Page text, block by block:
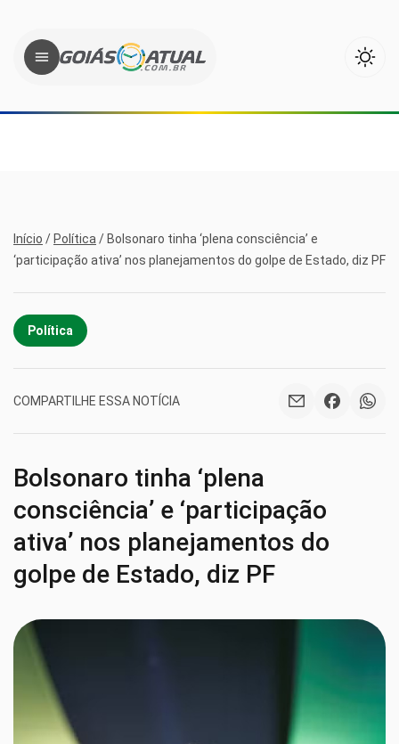
Início / Política / Bolsonaro tinha ‘plena consciência’ e
‘participação ativa’ nos planejamentos do golpe de Estado, diz PF
Política
COMPARTILHE ESSA NOTÍCIA
Bolsonaro tinha ‘plena
consciência’ e ‘participação
ativa’ nos planejamentos do
golpe de Estado, diz PF